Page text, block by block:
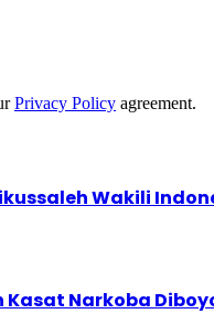
Privacy Policy agreement.
Wakili
Narkoba